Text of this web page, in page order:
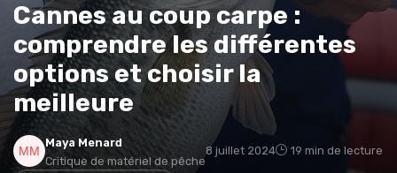
Cannes au coup carpe :
comprendre les différentes
options et choisir la
meilleure
Maya Menard
Critique de matériel de pêche
8 juillet 2024 19 min de lecture